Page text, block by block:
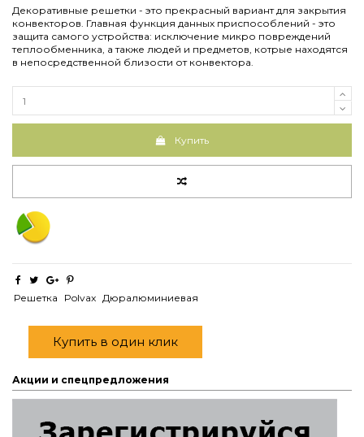
Декоративные решетки - это прекрасный вариант для закрытия
конвекторов. Главная функция данных приспособлений - это
защита самого устройства: исключение микро повреждений
теплообменника, а также людей и предметов, котрые находятся
в непосредственной близости от конвектора.
Купить
Решетка Polvax Дюралюминиевая
Купить в один клик
Акции и спецпредложения